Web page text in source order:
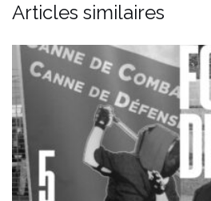
Articles similaires